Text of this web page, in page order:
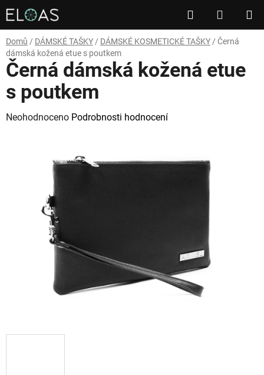
Přejít
na
obsah
Hledat
KOŠÍK
Domů / DÁMSKÉ TAŠKY / DÁMSKÉ KOSMETICKÉ TAŠKY / Černá
dámská kožená etue s poutkem
Černá dámská kožená etue
s poutkem
Průměrné
hvězdiček.
Neohodnoceno Podrobnosti hodnocení